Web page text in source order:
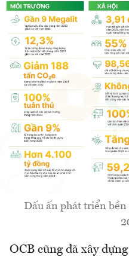
Dấu ấn phát triển
OCB cũng đã xây